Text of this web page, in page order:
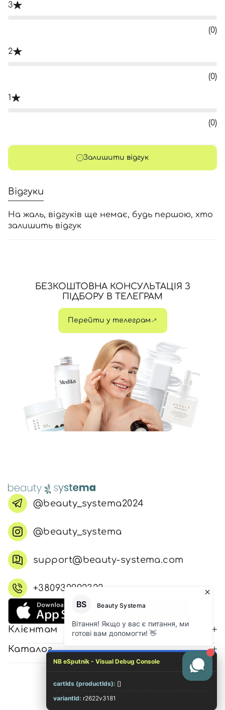
3
(0)
2
(0)
1
(0)
Залишити відгук
Відгуки
На жаль, відгуків ще немає, будь першою, хто
залишить відгук
БЕЗКОШТОВНА КОНСУЛЬТАЦІЯ З
ПІДБОРУ В ТЕЛЕГРАМ
Перейти у телеграм
@beauty_systema2024
@beauty_systema
support@beauty-systema.com
+380930992322
Клієнтам
Каталог
© 2026 Всі права захищені
NB eSputnik - Visual Debug Console
cartIds (productIds): []
variantId: r2622v3181